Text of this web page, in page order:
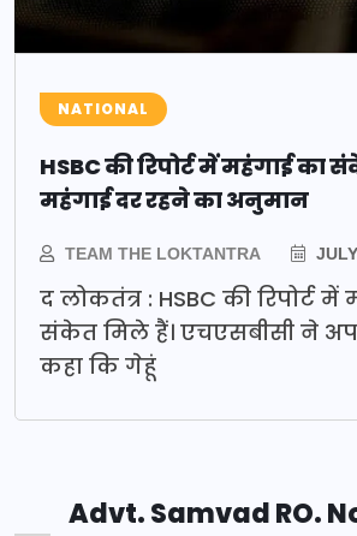
NATIONAL
HSBC की रिपोर्ट में महंगाई का
महंगाई दर रहने का अनुमान
TEAM THE LOKTANTRA
द लोकतंत्र : HSBC की रिपोर्ट
संकेत मिले हैं। एचएसबीसी ने
कहा कि गेहूं
Advt. Samvad RO.